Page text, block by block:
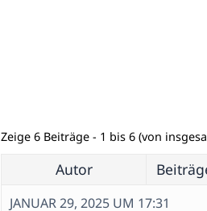
Zeige 6 Beiträge - 1 bis 6 (von
Autor
JANUAR 29, 2025 UM 17:31